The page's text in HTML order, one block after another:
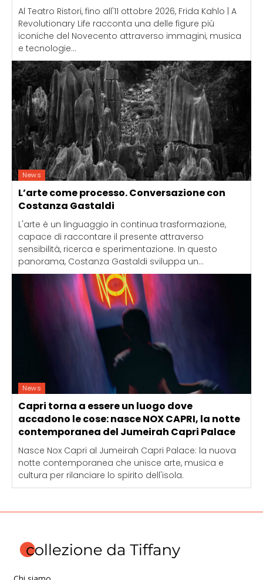
Al Teatro Ristori, fino all'11 ottobre 2026, Frida Kahlo | A
Revolutionary Life racconta una delle figure più
iconiche del Novecento attraverso immagini, musica
e tecnologie...
News
L’arte come processo. Conversazione con
Costanza Gastaldi
L'arte è un linguaggio in continua trasformazione,
capace di raccontare il presente attraverso
sensibilità, ricerca e sperimentazione. In questo
panorama, Costanza Gastaldi sviluppa un...
News
Capri torna a essere un luogo dove
accadono le cose: nasce NOX CAPRI, la notte
contemporanea del Jumeirah Capri Palace
Nasce Nox Capri al Jumeirah Capri Palace: la nuova
notte contemporanea che unisce arte, musica e
cultura per rilanciare lo spirito dell'isola.